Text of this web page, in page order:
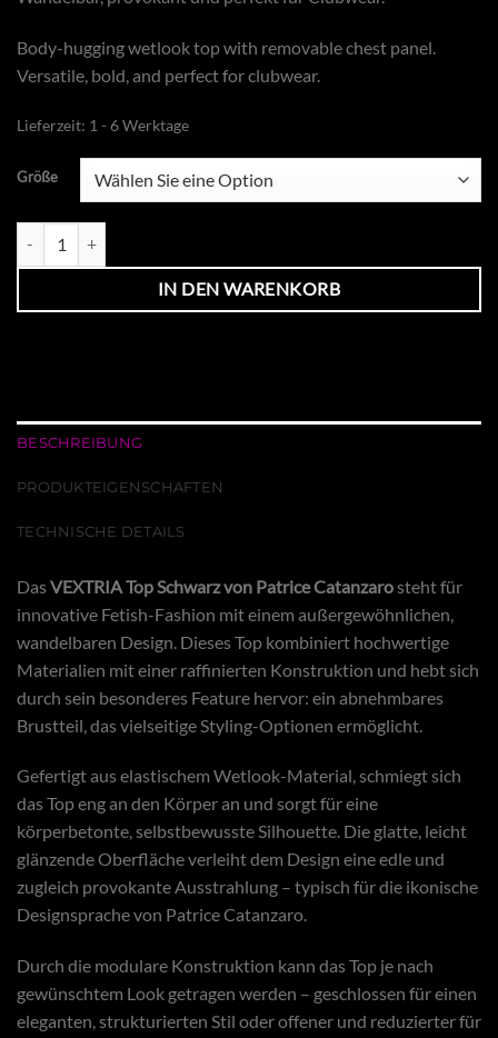
Body-hugging wetlook top with removable chest panel.
Versatile, bold, and perfect for clubwear.
Lieferzeit: 1 - 6 Werktage
Größe
IN DEN WARENKORB
BESCHREIBUNG
PRODUKTEIGENSCHAFTEN
TECHNISCHE DETAILS
DasVEXTRIA Top Schwarz von Patrice Catanzarosteht für
innovative Fetish-Fashion mit einem außergewöhnlichen,
wandelbaren Design. Dieses Top kombiniert hochwertige
Materialien mit einer raffinierten Konstruktion und hebt sich
durch sein besonderes Feature hervor: ein abnehmbares
Brustteil, das vielseitige Styling-Optionen ermöglicht.
Gefertigt aus elastischem Wetlook-Material, schmiegt sich
das Top eng an den Körper an und sorgt für eine
körperbetonte, selbstbewusste Silhouette. Die glatte, leicht
glänzende Oberfläche verleiht dem Design eine edle und
zugleich provokante Ausstrahlung – typisch für die ikonische
Designsprache von Patrice Catanzaro.
Durch die modulare Konstruktion kann das Top je nach
gewünschtem Look getragen werden – geschlossen für einen
eleganten, strukturierten Stil oder offener und reduzierter für